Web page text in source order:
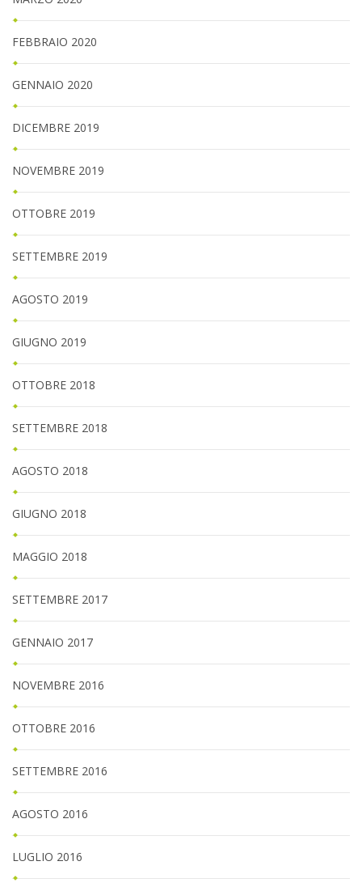
FEBBRAIO 2020
GENNAIO 2020
DICEMBRE 2019
NOVEMBRE 2019
OTTOBRE 2019
SETTEMBRE 2019
AGOSTO 2019
GIUGNO 2019
OTTOBRE 2018
SETTEMBRE 2018
AGOSTO 2018
GIUGNO 2018
MAGGIO 2018
SETTEMBRE 2017
GENNAIO 2017
NOVEMBRE 2016
OTTOBRE 2016
SETTEMBRE 2016
AGOSTO 2016
LUGLIO 2016